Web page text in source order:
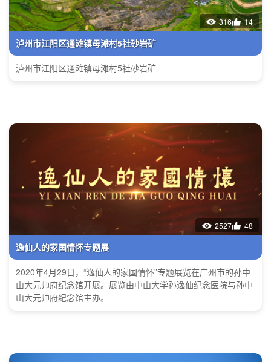
316 14
泸州市江阳区通滩镇母滩村5社砂岩矿
泸州市江阳区通滩镇母滩村5社砂岩矿
2527 48
逸仙人的家国情怀专题展
2020年4月29日，“逸仙人的家国情怀”专题展览在广州市的孙中
山大元帅府纪念馆开展。展览由中山大学孙逸仙纪念医院与孙中
山大元帅府纪念馆主办。